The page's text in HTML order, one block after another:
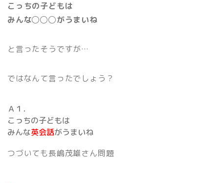
こっちの子どもは
みんな◯◯◯がうまいね
と言ったそうですが…
ではなんて言ったでしょう？
Ａ１．
こっちの子どもは
みんな英会話がうまいね
つづいても長嶋茂雄さん問題